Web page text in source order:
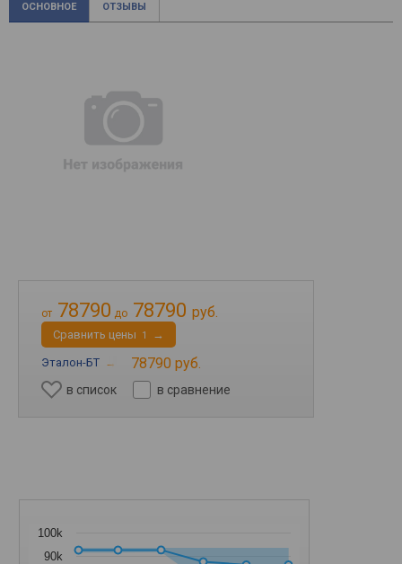
ОСНОВНОЕ ОТЗЫВЫ
от 78790 до 78790 руб.
Cравнить цены 1 →
Эталон-БТ → 78790 руб.
в список в сравнение
90k
100k